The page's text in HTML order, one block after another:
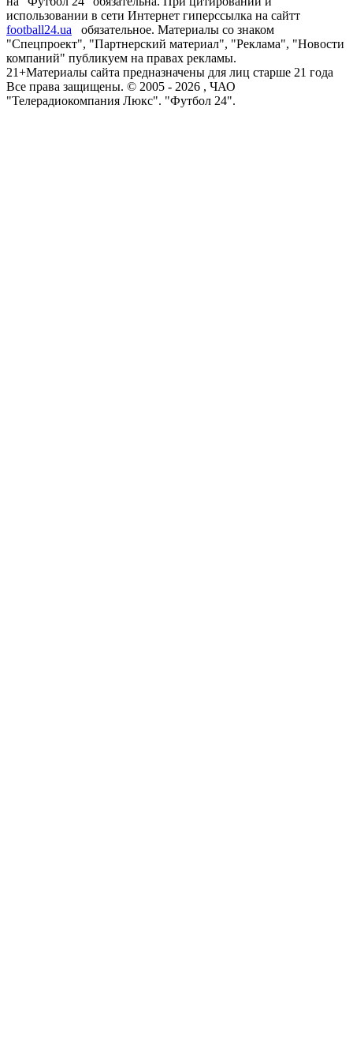
использовании в сети Интернет гиперссылка на сайтт
football24.ua
обязательное. Материалы со знаком
"Спецпроект", "Партнерский материал", "Реклама", "Новости
компаний" публикуем на правах рекламы.
21+Материалы сайта предназначены для лиц старше 21 года
Все права защищены. © 2005 - 2026 , ЧАО
"Телерадиокомпания Люкс". "Футбол 24".